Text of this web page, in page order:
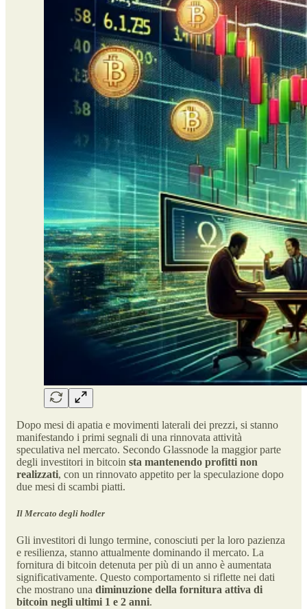
Dopo mesi di apatia e movimenti laterali dei prezzi, si stanno
manifestando i primi segnali di una rinnovata attività
speculativa nel mercato. Secondo Glassnode la maggior parte
degli investitori in bitcoin sta mantenendo profitti non
realizzati, con un rinnovato appetito per la speculazione dopo
due mesi di scambi piatti.
Il Mercato degli hodler
Gli investitori di lungo termine, conosciuti per la loro pazienza
e resilienza, stanno attualmente dominando il mercato. La
fornitura di bitcoin detenuta per più di un anno è aumentata
significativamente. Questo comportamento si riflette nei dati
che mostrano una diminuzione della fornitura attiva di
bitcoin negli ultimi 1 e 2 anni.